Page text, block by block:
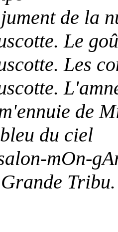
de la
Le
Les
de
du ciel
mOn-